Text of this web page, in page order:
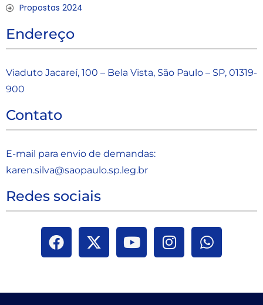
Propostas 2024
Endereço
Viaduto Jacareí, 100 – Bela Vista, São Paulo – SP, 01319-
900
Contato
E-mail para envio de demandas:
karen.silva@saopaulo.sp.leg.br
Redes sociais